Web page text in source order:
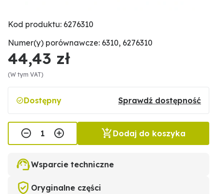
Kod produktu: 6276310
Numer(y) porównawcze: 6310, 6276310
44,43 zł
(W tym VAT)
Dostępny Sprawdź dostępność
Dodaj do koszyka
Wsparcie techniczne
Oryginalne części